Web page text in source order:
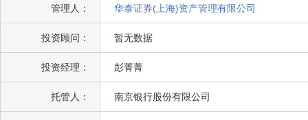
管理人： 华泰证券(上海)资产管理有限公司
投资顾问： 暂无数据
投资经理： 彭菁菁
托管人： 南京银行股份有限公司